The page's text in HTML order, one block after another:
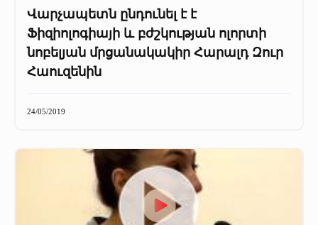
Վարչապետն ընդունել է է
Ֆիզիոլոգիայի և բժշկության ոլորտի
նոբելյան մրցանակակիր Հարալդ Զուր
Հաուզենին
24/05/2019